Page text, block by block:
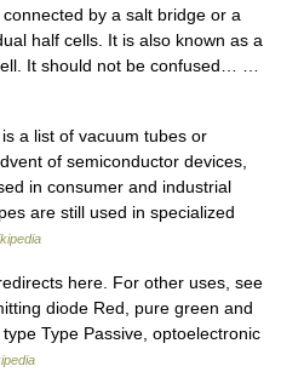
by a salt bridge or a
half cells. It is also known as a
It should not be confused… …
a list of vacuum tubes or
of semiconductor devices,
in consumer and industrial
are still used in specialized
here. For other uses, see
diode Red, pure green and
Type Passive, optoelectronic